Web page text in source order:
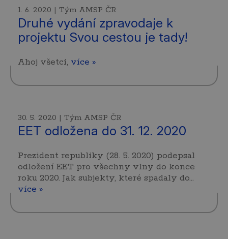
1. 6. 2020 | Tým AMSP ČR
Druhé vydání zpravodaje k
projektu Svou cestou je tady!
Ahoj všetci, více »
30. 5. 2020 | Tým AMSP ČR
EET odložena do 31. 12. 2020
Prezident republiky (28. 5. 2020) podepsal
odložení EET pro všechny vlny do konce
roku 2020. Jak subjekty, které spadaly do…
více »